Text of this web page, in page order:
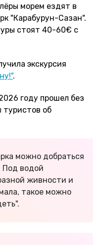
морем ездят в
"Карабурун-Сазан".
стоят 40-60€ с
экскурсия
.
году прошел без
туристов об
можно добраться
Под водой
живности и
такое можно